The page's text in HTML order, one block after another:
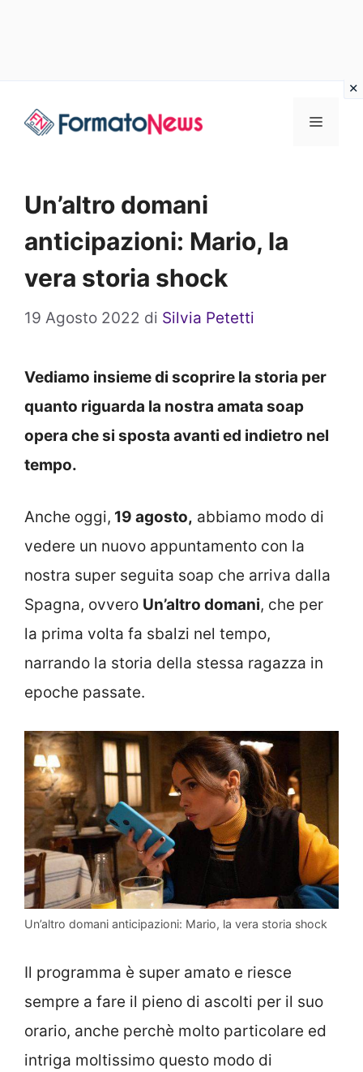
Menu
Un’altro domani
anticipazioni: Mario, la
vera storia shock
19 Agosto 2022 di Silvia Petetti
Vediamo insieme di scoprire la storia per
quanto riguarda la nostra amata soap
opera che si sposta avanti ed indietro nel
tempo.
Anche oggi, 19 agosto, abbiamo modo di
vedere un nuovo appuntamento con la
nostra super seguita soap che arriva dalla
Spagna, ovvero Un’altro domani, che per
la prima volta fa sbalzi nel tempo,
narrando la storia della stessa ragazza in
epoche passate.
Un’altro domani anticipazioni: Mario, la vera storia shock
Il programma è super amato e riesce
sempre a fare il pieno di ascolti per il suo
orario, anche perchè molto particolare ed
intriga moltissimo questo modo di